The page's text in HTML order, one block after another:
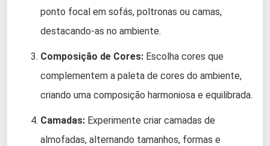
ponto focal em sofás, poltronas ou camas,
destacando-as no ambiente.
Composição de Cores: Escolha cores que
complementem a paleta de cores do ambiente,
criando uma composição harmoniosa e equilibrada.
Camadas: Experimente criar camadas de
almofadas, alternando tamanhos, formas e